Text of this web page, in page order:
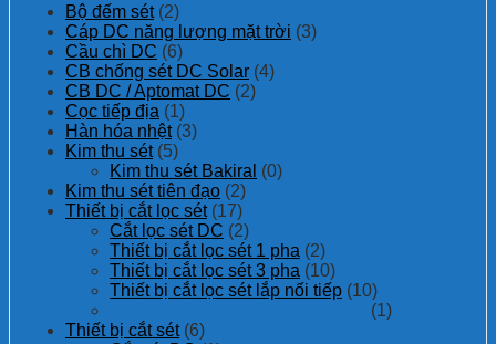
Bộ đếm sét (2)
Cáp DC năng lượng mặt trời (3)
Cầu chì DC (6)
CB chống sét DC Solar (4)
CB DC / Aptomat DC (2)
Cọc tiếp địa (1)
Hàn hóa nhệt (3)
Kim thu sét (5)
Kim thu sét Bakiral (0)
Kim thu sét tiên đạo (2)
Thiết bị cắt lọc sét (17)
Cắt lọc sét DC (2)
Thiết bị cắt lọc sét 1 pha (2)
Thiết bị cắt lọc sét 3 pha (10)
Thiết bị cắt lọc sét lắp nối tiếp (10)
(1)
Thiết bị cắt sét (6)